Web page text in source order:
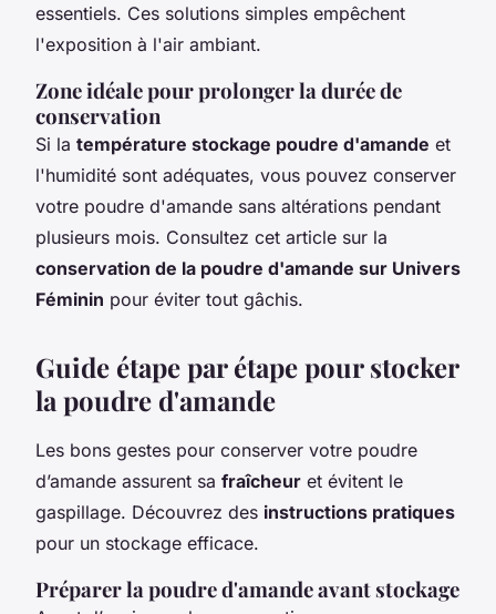
essentiels. Ces solutions simples empêchent
l'exposition à l'air ambiant.
Zone idéale pour prolonger la durée de
conservation
Si la température stockage poudre d'amande et
l'humidité sont adéquates, vous pouvez conserver
votre poudre d'amande sans altérations pendant
plusieurs mois. Consultez cet article sur la
conservation de la poudre d'amande sur Univers
Féminin pour éviter tout gâchis.
Guide étape par étape pour stocker
la poudre d'amande
Les bons gestes pour conserver votre poudre
d’amande assurent sa fraîcheur et évitent le
gaspillage. Découvrez des instructions pratiques
pour un stockage efficace.
Préparer la poudre d'amande avant stockage